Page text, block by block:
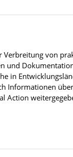
Verbreitung von
und
in
Informationen
Action